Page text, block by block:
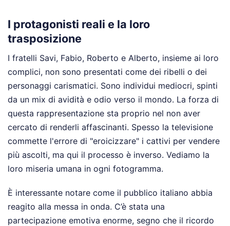
I protagonisti reali e la loro
trasposizione
I fratelli Savi, Fabio, Roberto e Alberto, insieme ai loro
complici, non sono presentati come dei ribelli o dei
personaggi carismatici. Sono individui mediocri, spinti
da un mix di avidità e odio verso il mondo. La forza di
questa rappresentazione sta proprio nel non aver
cercato di renderli affascinanti. Spesso la televisione
commette l'errore di "eroicizzare" i cattivi per vendere
più ascolti, ma qui il processo è inverso. Vediamo la
loro miseria umana in ogni fotogramma.
È interessante notare come il pubblico italiano abbia
reagito alla messa in onda. C’è stata una
partecipazione emotiva enorme, segno che il ricordo